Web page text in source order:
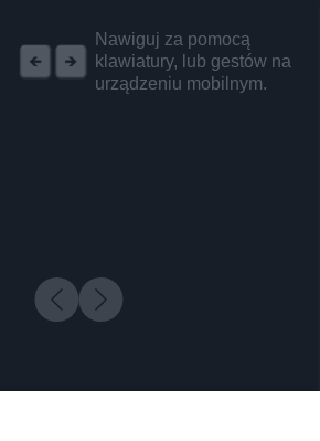
Nawiguj za pomocą
klawiatury, lub gestów na
urządzeniu mobilnym.